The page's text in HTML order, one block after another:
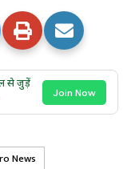
से जुड़ें
Join Now
News